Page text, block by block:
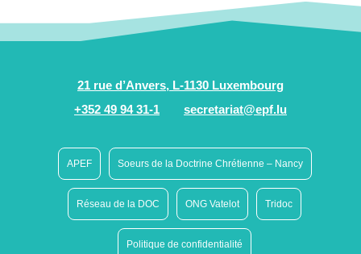
21 rue d’Anvers, L-1130 Luxembourg
+352 49 94 31-1
secretariat@epf.lu
APEF Soeurs de la Doctrine Chrétienne – Nancy
Réseau de la DOC ONG Vatelot Tridoc
Politique de confidentialité